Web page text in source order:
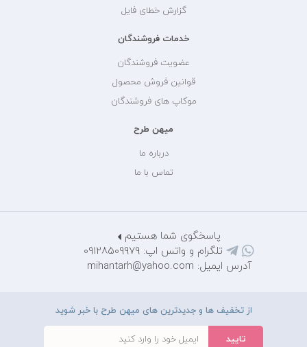
گزارش خطای فایل
خدمات فروشندگان
عضویت فروشندگان
قوانین فروش محصول
موکاپ های فروشندگان
میهن طرح
درباره ما
تماس با ما
پاسخگوی شما هستیم
تلگرام و واتس اپ: 09128509979
آدرس ایمیل: mihantarh@yahoo.com
از تخفیف ها و جدیدترین های میهن طرح با خبر شوید